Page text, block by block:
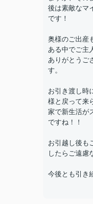
後は素敵なマ
です！
奥様のご出産
ある中でご主
ありがとうご
す。
お引き渡し時
様と戻って来
家で新生活が
ですね！！
お引越し後も
したらご遠慮
今後とも引き